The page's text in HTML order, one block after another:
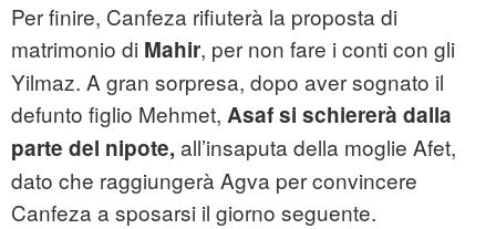
Per finire, Canfeza rifiuterà la proposta di
matrimonio di Mahir, per non fare i conti con gli
Yilmaz. A gran sorpresa, dopo aver sognato il
defunto figlio Mehmet, Asaf si schiererà dalla
parte del nipote, all’insaputa della moglie Afet,
dato che raggiungerà Agva per convincere
Canfeza a sposarsi il giorno seguente.